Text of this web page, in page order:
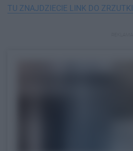
TU ZNAJDZIECIE LINK DO ZRZUTKI